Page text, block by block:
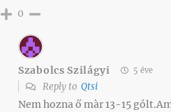
0
Szabolcs Szilágyi 5 éve
Reply to Qtsi
Nem hozna ő màr 13-15